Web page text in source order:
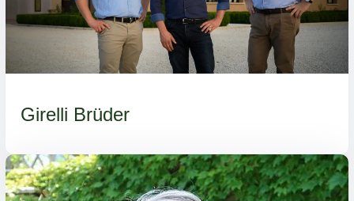
Girelli Brüder